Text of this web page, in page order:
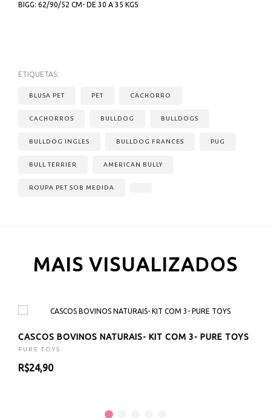
BIGG: 62/90/52 CM- DE 30 A 35 KGS
ETIQUETAS:
BLUSA PET PET CACHORRO
CACHORROS BULLDOG BULLDOGS
BULLDOG INGLES BULLDOG FRANCES PUG
BULL TERRIER AMERICAN BULLY
ROUPA PET SOB MEDIDA
MAIS VISUALIZADOS
CASCOS BOVINOS NATURAIS- KIT COM 3- PURE TOYS
PURE TOYS
R$24,90